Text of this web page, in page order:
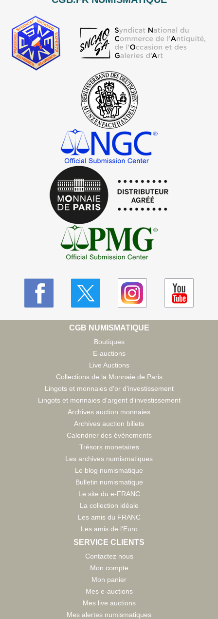
CGB NUMISMATIQUE
Boutiques
E-auctions
Live Auctions
Collections de la Monnaie de Paris
Lingots et monnaies d'or d'investissement
Lingots et monnaies d'argent d'investissement
Archives auction monnaies
Archives auction billets
Calendrier des évènements
Trésors monetaires
Les archives numismatiques
Le blog numismatique
Bulletin numismatique
Le site du e-FRANC
La collection idéale
Les amis du FRANC
Les amis de l'Euro
SERVICE CLIENTS
Contactez nous
Mon compte
Mon panier
Mes e-auctions
Mes live auctions
Mes alertes numismatiques